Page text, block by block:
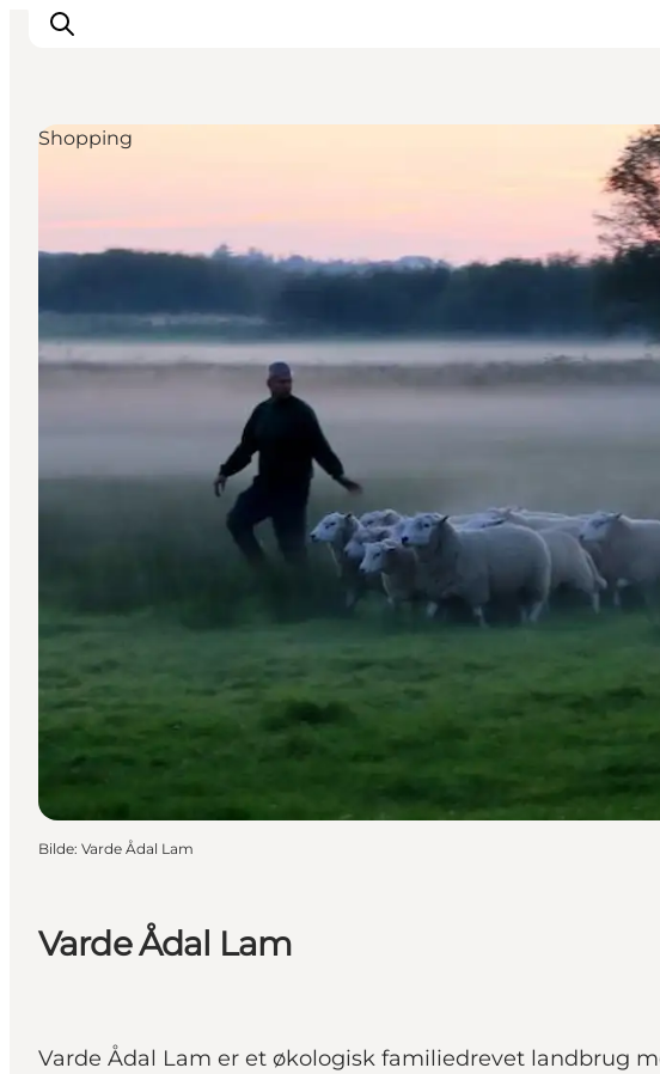
Aktiviteter
Overnatting
Planlegg reisen
Varde Ådal Lam
Varde Ådal Lam er et økologisk familiedrevet landbrug
Shopping
Bilde: Varde Ådal Lam